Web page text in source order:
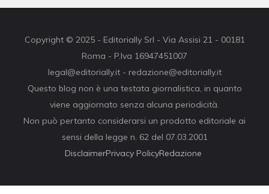
Copyright © 2025 - Editorially Srl - Via Assisi 21 - 00181
Roma - P.Iva 16947451007
legal@editorially.it - redazione@editorially.it
Questo blog non è una testata giornalistica, in quanto
viene aggiornato senza alcuna periodicità.
Non può pertanto considerarsi un prodotto editoriale ai
sensi della legge n. 62 del 07.03.2001
DisclaimerPrivacy PolicyRedazione